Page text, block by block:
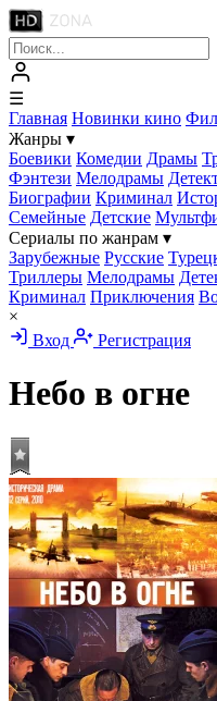
☰
Главная Новинки кино
Жанры ▾
Боевики Комедии Драмы
Фэнтези Мелодрамы
Биографии Криминал
Семейные Детские
Сериалы по жанрам ▾
Зарубежные Русские
Триллеры Мелодрамы
Криминал Приключения
×
Вход
Регистрация
Небо в огне